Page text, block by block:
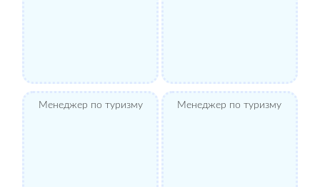
Менеджер по туризму Менеджер по туризму